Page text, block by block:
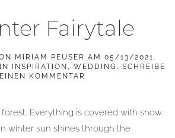
Fairytale
MIRIAM PEUSER AM 05/13/2021.
INSPIRATION , WEDDING . SCHREIBE
EINEN KOMMENTAR
Everything is covered with snow.
winter sun shines through the